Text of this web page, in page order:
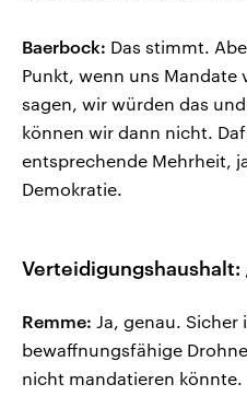
Baerbock: Das stimmt.
Punkt, wenn uns
sagen, wir würden das
können wir dann nicht.
entsprechende Mehrheit,
Demokratie.
Verteidigungshaushalt:
Remme: Ja, genau. Sicher
bewaffnungsfähige
nicht mandatieren könnte.